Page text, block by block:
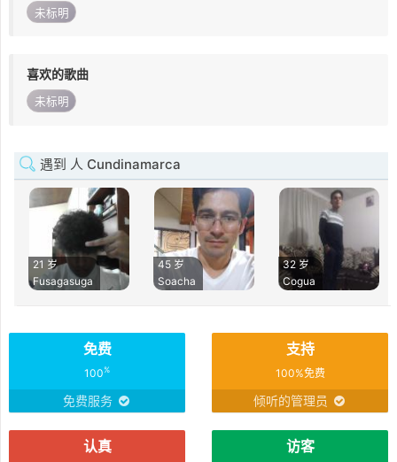
未标明
喜欢的歌曲
未标明
遇到 人 Cundinamarca
21 岁
Fusagasuga
45 岁
Soacha
32 岁
Cogua
免费
100%
免费服务
支持
100%免费
倾听的管理员
认真 访客